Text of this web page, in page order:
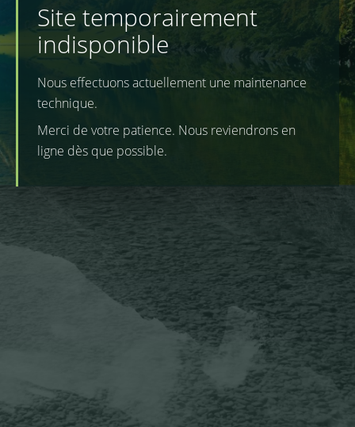
Site temporairement
indisponible
Nous effectuons actuellement une maintenance
technique.
Merci de votre patience. Nous reviendrons en
ligne dès que possible.